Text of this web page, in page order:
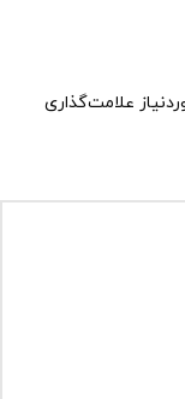
علامت‌گذاری